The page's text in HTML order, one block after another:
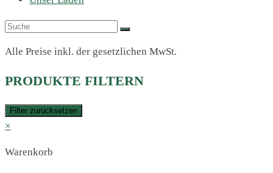
Alle Preise inkl. der gesetzlichen MwSt.
PRODUKTE FILTERN
Filter zurücksetzen
×
Warenkorb